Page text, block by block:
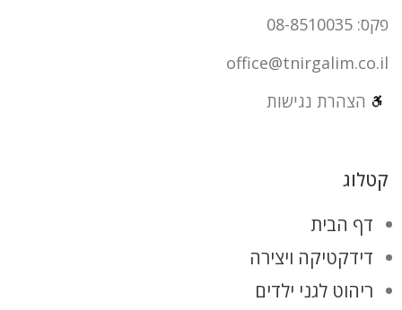
פקס: 08-8510035
office@tnirgalim.co.il
הצהרת נגישות
קטלוג
דף הבית
דידקטיקה ויצירה
ריהוט לגני ילדים